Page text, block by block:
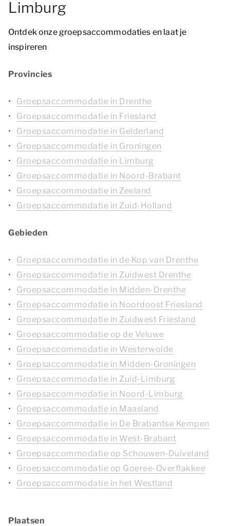
Limburg
Ontdek onze groepsaccommodaties en laat je
inspireren
Provincies
Groepsaccommodatie in Drenthe
Groepsaccommodatie in Friesland
Groepsaccommodatie in Gelderland
Groepsaccommodatie in Groningen
Groepsaccommodatie in Limburg
Groepsaccommodatie in Noord-Brabant
Groepsaccommodatie in Zeeland
Groepsaccommodatie in Zuid-Holland
Gebieden
Groepsaccommodatie in de Kop van Drenthe
Groepsaccommodatie in Zuidwest Drenthe
Groepsaccommodatie in Midden-Drenthe
Groepsaccommodatie in Noordoost Friesland
Groepsaccommodatie in Zuidwest Friesland
Groepsaccommodatie op de Veluwe
Groepsaccommodatie in Westerwolde
Groepsaccommodatie in Midden-Groningen
Groepsaccommodatie in Zuid-Limburg
Groepsaccommodatie in Noord-Limburg
Groepsaccommodatie in Maasland
Groepsaccommodatie in De Brabantse Kempen
Groepsaccommodatie in West-Brabant
Groepsaccommodatie op Schouwen-Duiveland
Groepsaccommodatie op Goeree-Overflakkee
Groepsaccommodatie in het Westland
Plaatsen